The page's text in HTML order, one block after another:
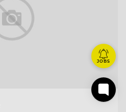
JOBS